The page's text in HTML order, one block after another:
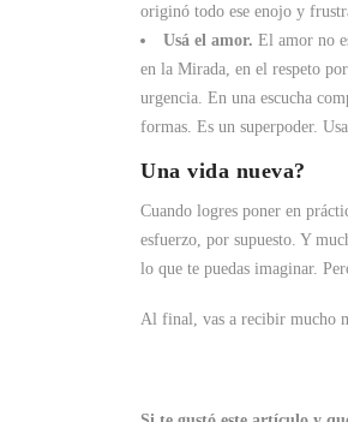
originó todo ese enojo y
Usá el amor. El amor no
en la Mirada, en el respeto
urgencia. En una escucha
formas. Es un superpoder.
Una vida nueva?
Cuando logres poner en
esfuerzo, por supuesto. Y
lo que te puedas imaginar.
Al final, vas a recibir mucho